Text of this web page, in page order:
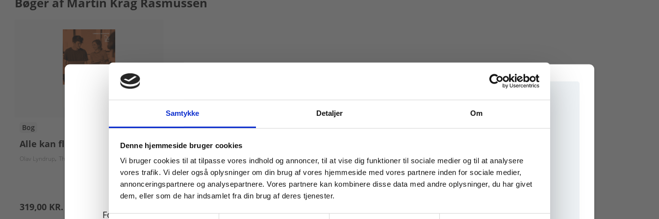
Samtykke Detaljer Om
Denne hjemmeside bruger cookies
Vi bruger cookies til at tilpasse vores indhold og annoncer, til at vise dig funktioner til sociale medier og til at analysere
vores trafik. Vi deler også oplysninger om din brug af vores hjemmeside med vores partnere inden for sociale medier,
annonceringspartnere og analysepartnere. Vores partnere kan kombinere disse data med andre oplysninger, du har givet
dem, eller som de har indsamlet fra din brug af deres tjenester.
Bog
Alle kan flippe
Olav Lyndrup Thor Langgård Martin Krag Rasmussen Roland Hachmann Peter Holmboe Peder Petersen Anja Mandal Jensen Jacob Munter Peter Teglhøj Anders Bugge Vegger Peter Olsen
319,00 KR.
Køb læremidler og find masterclasses mm.
For privatkunder og
For institutioner og
Tilgå dine onlinematerialer